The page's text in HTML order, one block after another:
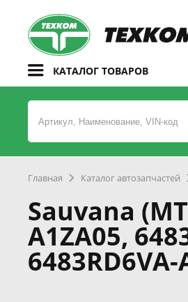
КАТАЛОГ ТОВАРОВ
Главная Каталог автозапчастей
Sauvana
A1ZA05,